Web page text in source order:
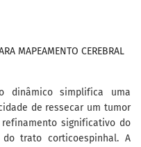
MAPEAMENTO CEREBRAL
dinâmico simplifica uma
de ressecar um tumor
significativo do
trato corticoespinhal. A